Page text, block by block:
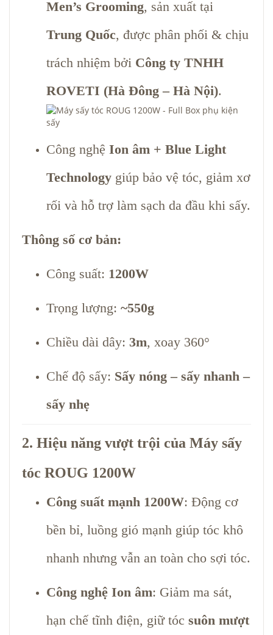
Men’s Grooming, sản xuất tại
Trung Quốc, được phân phối & chịu
trách nhiệm bởi Công ty TNHH
ROVETI (Hà Đông – Hà Nội).
Công nghệ Ion âm + Blue Light
Technology giúp bảo vệ tóc, giảm xơ
rối và hỗ trợ làm sạch da đầu khi sấy.
Thông số cơ bản:
Công suất: 1200W
Trọng lượng: ~550g
Chiều dài dây: 3m, xoay 360°
Chế độ sấy: Sấy nóng – sấy nhanh –
sấy nhẹ
2. Hiệu năng vượt trội của Máy sấy
tóc ROUG 1200W
Công suất mạnh 1200W: Động cơ
bền bỉ, luồng gió mạnh giúp tóc khô
nhanh nhưng vẫn an toàn cho sợi tóc.
Công nghệ Ion âm: Giảm ma sát,
hạn chế tĩnh điện, giữ tóc suôn mượt